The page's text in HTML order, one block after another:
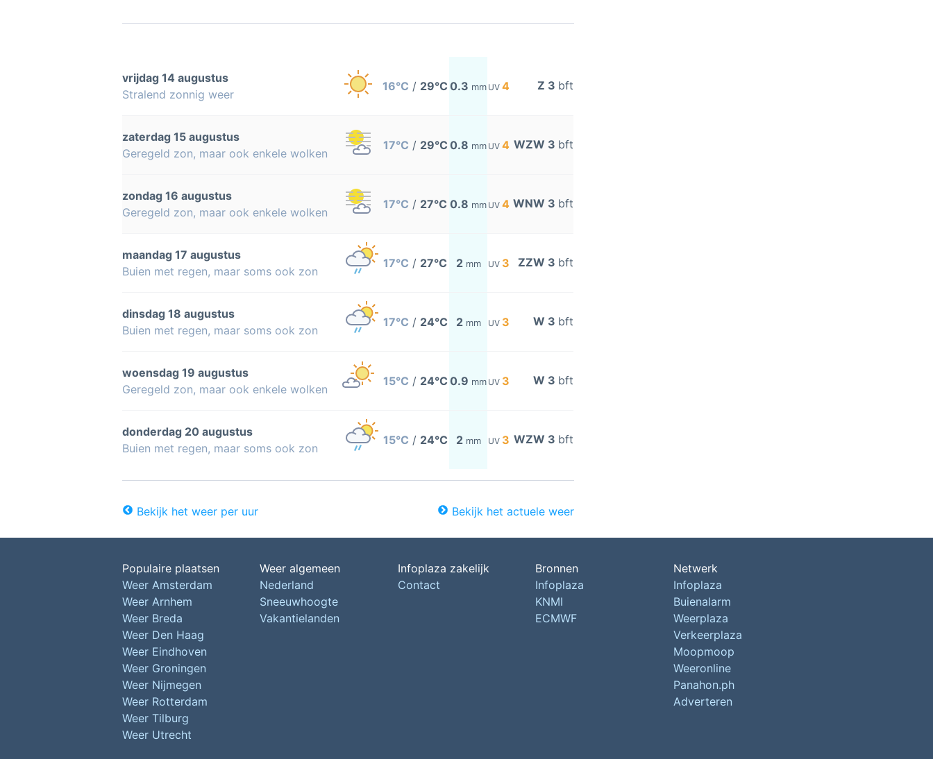
vrijdag 14 augustus
Stralend zonnig weer
16°C / 29°C 0.3 mm UV 4 Z 3 bft
zaterdag 15 augustus
Geregeld zon, maar ook enkele wolken
17°C / 29°C 0.8 mm UV 4 WZW 3 bft
zondag 16 augustus
Geregeld zon, maar ook enkele wolken
17°C / 27°C 0.8 mm UV 4 WNW 3 bft
maandag 17 augustus
Buien met regen, maar soms ook zon
17°C / 27°C 2 mm UV 3 ZZW 3 bft
dinsdag 18 augustus
Buien met regen, maar soms ook zon
17°C / 24°C 2 mm UV 3 W 3 bft
woensdag 19 augustus
Geregeld zon, maar ook enkele wolken
15°C / 24°C 0.9 mm UV 3 W 3 bft
donderdag 20 augustus
Buien met regen, maar soms ook zon
15°C / 24°C 2 mm UV 3 WZW 3 bft
Bekijk het weer per uur Bekijk het actuele weer
Populaire plaatsen
Weer Amsterdam
Weer Arnhem
Weer Breda
Weer Den Haag
Weer Eindhoven
Weer Groningen
Weer Nijmegen
Weer Rotterdam
Weer Tilburg
Weer Utrecht
Weer algemeen
Nederland
Sneeuwhoogte
Vakantielanden
Infoplaza zakelijk
Contact
Bronnen
Infoplaza
KNMI
ECMWF
Netwerk
Infoplaza
Buienalarm
Weerplaza
Verkeerplaza
Moopmoop
Weeronline
Panahon.ph
Adverteren